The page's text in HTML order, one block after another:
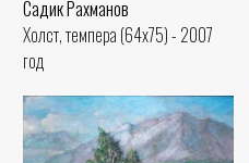
Садик Рахманов
Холст, темпера (64x75) - 2007
год